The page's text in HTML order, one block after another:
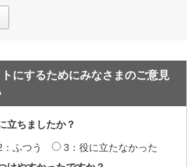
にするためにみなさまのご意見
立ちましたか？
：ふつう
3：役に立たなかった